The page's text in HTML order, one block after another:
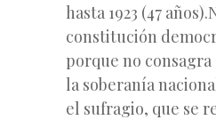
hasta 1923 (47
constitución
porque no
la soberanía
el sufragio, que se